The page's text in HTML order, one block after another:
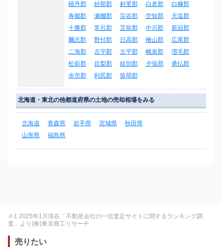
積丹郡
紗那郡 斜里郡 白老郡
白糠郡
寿都郡
瀬棚郡 宗谷郡 空知郡
天塩郡
十勝郡
常呂郡 苫前郡 中川郡
新冠郡
爾志郡
野付郡 日高郡 檜山郡
広尾郡
二海郡
古宇郡 古平郡 幌泉郡
増毛郡
松前郡
目梨郡 紋別郡 夕張郡
勇払郡
余市郡
利尻郡 留萌郡
北海道・東北の他都道府県の土地の売却相場をみる
北海道 青森県 岩手県 宮城県
秋田県
山形県
福島県
※1 2025年1月現在「不動産会社の一括査定サイトに関するランキング調
査」より(株)東京商工リサーチ
売りたい